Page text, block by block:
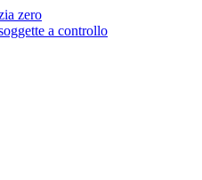
zero
a controllo